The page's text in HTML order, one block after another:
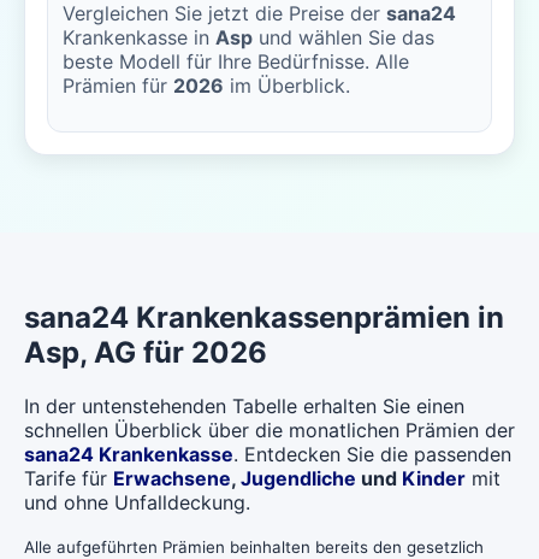
Vergleichen Sie jetzt die Preise der sana24
Krankenkasse in Asp und wählen Sie das
beste Modell für Ihre Bedürfnisse. Alle
Prämien für 2026 im Überblick.
sana24 Krankenkassenprämien in
Asp, AG für 2026
In der untenstehenden Tabelle erhalten Sie einen
schnellen Überblick über die monatlichen Prämien der
sana24 Krankenkasse. Entdecken Sie die passenden
Tarife für Erwachsene, Jugendliche und Kinder mit
und ohne Unfalldeckung.
Alle aufgeführten Prämien beinhalten bereits den gesetzlich